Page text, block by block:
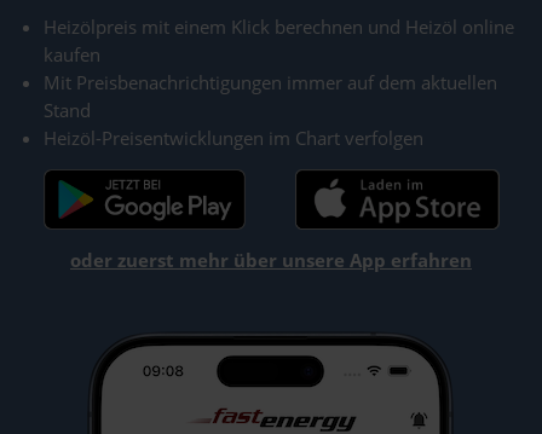
Heizölpreis mit einem Klick berechnen und Heizöl online
kaufen
Mit Preisbenachrichtigungen immer auf dem aktuellen
Stand
Heizöl-Preisentwicklungen im Chart verfolgen
oder zuerst mehr über unsere App erfahren